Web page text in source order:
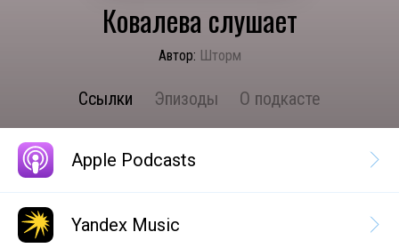
Ковалева слушает
Автор: Шторм
Ссылки Эпизоды О подкасте
Apple Podcasts
Yandex Music